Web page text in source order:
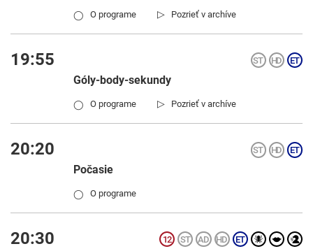
▷ Pozrieť v archíve
◯ O programe
19:55
Góly-body-sekundy
▷ Pozrieť v archíve
◯ O programe
20:20
Počasie
◯ O programe
20:30